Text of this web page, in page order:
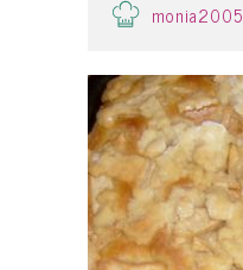
monia2005